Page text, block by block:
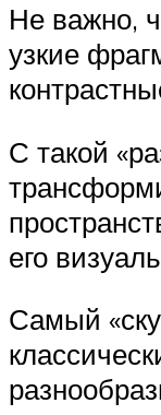
Не важно,
узкие
С такой
его
Самый